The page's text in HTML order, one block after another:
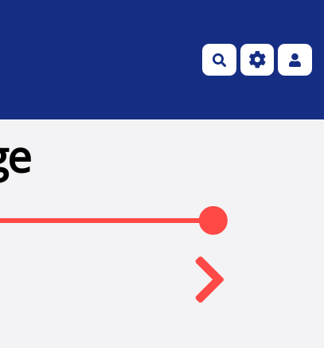
Rechercher